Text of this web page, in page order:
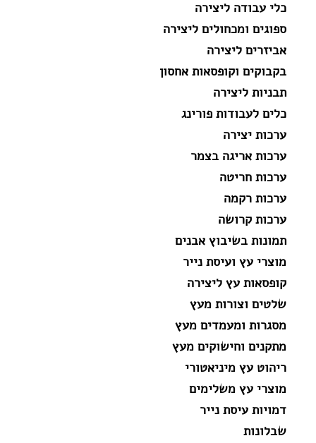
כלי עבודה ליצירה
ספוגים ומכחולים ליצירה
אביזרים ליצירה
בקבוקים וקופסאות אחסון
תבניות ליצירה
כלים לעבודות פורינג
ערכות יצירה
ערכות אריגה בצמר
ערכות חריטה
ערכות רקמה
ערכות קרושה
תמונות בשיבוץ אבנים
מוצרי עץ ועיסת נייר
קופסאות עץ ליצירה
שלטים וצורות מעץ
מסגרות ומעמדים מעץ
מתקנים וחישוקים מעץ
ריהוט עץ מיניאטורי
מוצרי עץ משלימים
דמויות עיסת נייר
שבלונות